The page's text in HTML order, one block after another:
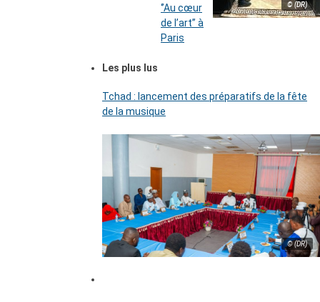
© (DR)
‘’Au cœur
de l’art’’ à
Paris
Les plus lus
Tchad : lancement des préparatifs de la fête
de la musique
© (DR)